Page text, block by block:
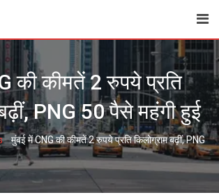
की कीमतें 2 रुपये प्रति
PNG 50 पैसे महंगी हुई
-मुंबई में CNG की कीमतें 2 रुपये प्रति किलोग्राम बढ़ीं, PNG